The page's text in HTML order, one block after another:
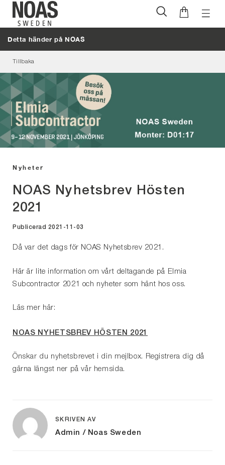
Hoppa
innehåll
Detta händer på NOAS
Tillbaka
Nyheter
NOAS Nyhetsbrev Hösten
2021
Publicerad 2021-11-03
Då var det dags för NOAS Nyhetsbrev 2021.
Här är lite information om vårt deltagande på Elmia
Subcontractor 2021 och nyheter som hänt hos oss.
Läs mer här:
NOAS NYHETSBREV HÖSTEN 2021
Önskar du nyhetsbrevet i din mejlbox. Registrera dig då
gärna längst ner på vår hemsida.
SKRIVEN AV
Admin / Noas Sweden